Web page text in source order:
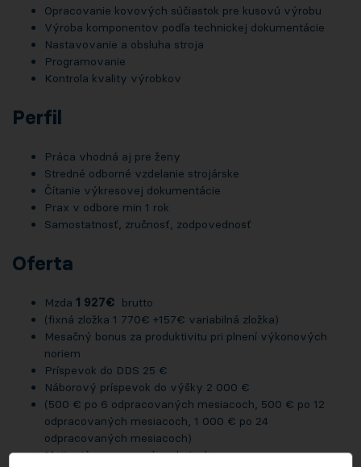
Opracovanie kovových súčiastok pre kusovú výrobu
Výroba komponentov podľa technickej dokumentácie
Nastavovanie a obsluha stroja
Programovanie
Kontrola kvality výrobkov
Perfil
Práca vhodná aj pre ženy
Stredné odborné vzdelanie strojárske
Čítanie výkresovej dokumentácie
Prax v odbore min 1 rok
Samostatnosť, zručnosť, zodpovednosť
Oferta
Mzda 1 927€ brutto
(fixná zložka 1 770€ +157€ variabilná zložka)
Mesačný bonus za produktivitu pri plnení výkonových
noriem
Príspevok do DDS 25 €
Náborový príspevok do výšky 2 000 €
(500 € po 6 odpracovaných mesiacoch, 500 € po 12
odpracovaných mesiacoch, 1 000 € po 24
odpracovaných mesiacoch)
Motivujúce pracovné podmienky